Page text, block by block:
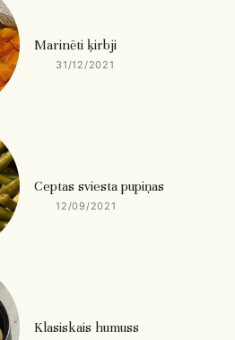
Marinēti ķirbji
31/12/2021
Ceptas sviesta pupiņas
12/09/2021
Klasiskais humuss